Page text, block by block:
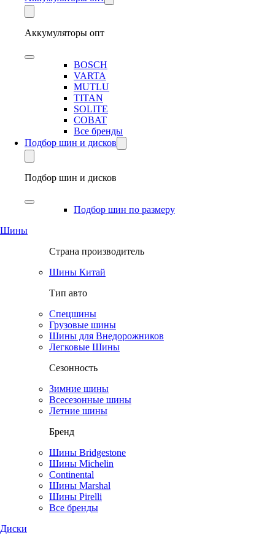
Аккумуляторы опт
BOSCH
VARTA
MUTLU
TITAN
SOLITE
COBAT
Все бренды
Подбор шин и дисков
Подбор шин и дисков
Подбор шин по размеру
Шины
Страна производитель
Шины Китай
Тип авто
Спецшины
Грузовые шины
Шины для Внедорожников
Легковые Шины
Сезонность
Зимние шины
Всесезонные шины
Летние шины
Бренд
Шины Bridgestone
Шины Michelin
Continental
Шины Marshal
Шины Pirelli
Все бренды
Диски